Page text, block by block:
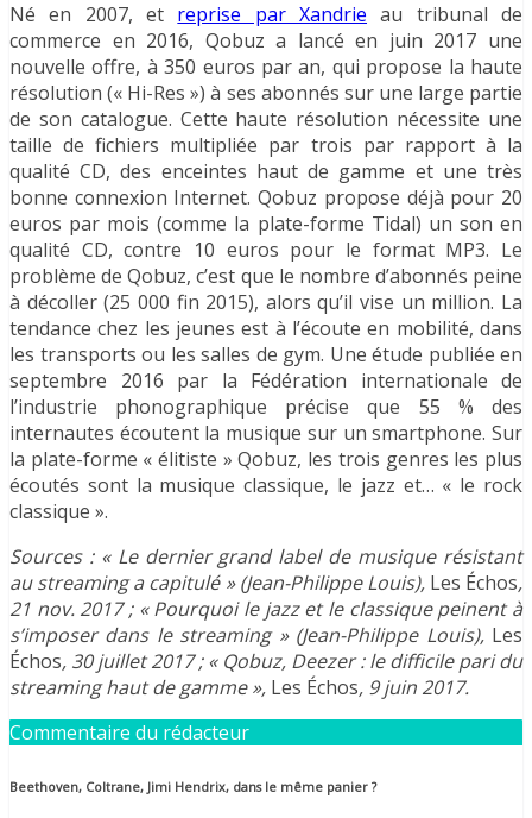
Né en 2007, et reprise par Xandrie au tribunal de
commerce en 2016, Qobuz a lancé en juin 2017 une
nouvelle offre, à 350 euros par an, qui propose la haute
résolution (« Hi-Res ») à ses abonnés sur une large partie
de son catalogue. Cette haute résolution nécessite une
taille de fichiers multipliée par trois par rapport à la
qualité CD, des enceintes haut de gamme et une très
bonne connexion Internet. Qobuz propose déjà pour 20
euros par mois (comme la plate-forme Tidal) un son en
qualité CD, contre 10 euros pour le format MP3. Le
problème de Qobuz, c’est que le nombre d’abonnés peine
à décoller (25 000 fin 2015), alors qu’il vise un million. La
tendance chez les jeunes est à l’écoute en mobilité, dans
les transports ou les salles de gym. Une étude publiée en
septembre 2016 par la Fédération internationale de
l’industrie phonographique précise que 55 % des
internautes écoutent la musique sur un smartphone. Sur
la plate-forme « élitiste » Qobuz, les trois genres les plus
écoutés sont la musique classique, le jazz et… « le rock
classique ».
Sources : « Le dernier grand label de musique résistant
au streaming a capitulé » (Jean-Philippe Louis), Les Échos,
21 nov. 2017 ; « Pourquoi le jazz et le classique peinent à
s’imposer dans le streaming » (Jean-Philippe Louis), Les
Échos, 30 juillet 2017 ; « Qobuz, Deezer : le difficile pari du
streaming haut de gamme », Les Échos, 9 juin 2017.
Commentaire du rédacteur
Beethoven, Coltrane, Jimi Hendrix, dans le même panier ?